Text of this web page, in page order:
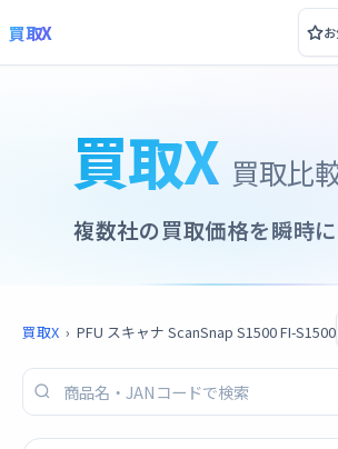
買取X
買取X 買取比
複数社の買取価格を瞬時
買取X › PFU スキャナ ScanSnap S1500 FI-S1500